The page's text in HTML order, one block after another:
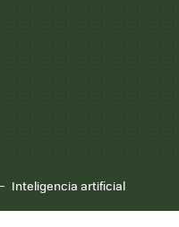
Inteligencia artificial